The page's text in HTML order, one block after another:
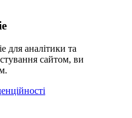
для аналітики та
сайтом, ви